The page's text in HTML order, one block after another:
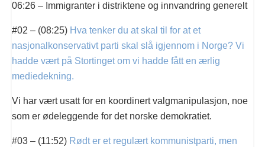
06:26 – Immigranter i distriktene og innvandring generelt
#02 – (08:25) Hva tenker du at skal til for at et
nasjonalkonservativt parti skal slå igjennom i Norge? Vi
hadde vært på Stortinget om vi hadde fått en ærlig
mediedekning.
Vi har vært usatt for en koordinert valgmanipulasjon, noe
som er ødeleggende for det norske demokratiet.
#03 – (11:52) Rødt er et regulært kommunistparti, men